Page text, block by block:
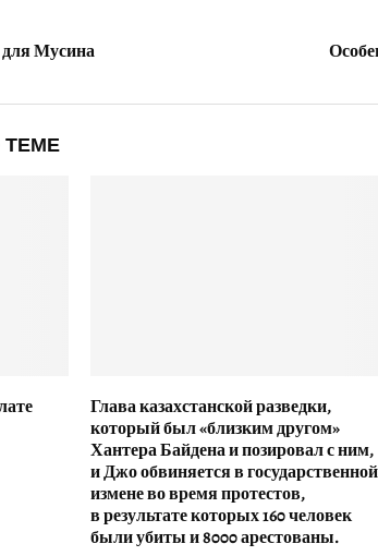
для Мусина
ТЕМЕ
Глава казахстанской разведки,
который был «близким другом»
Хантера Байдена и позировал с ним,
и Джо обвиняется в государственной
измене во время протестов,
в результате которых 160 человек
были убиты и 8000 арестованы.